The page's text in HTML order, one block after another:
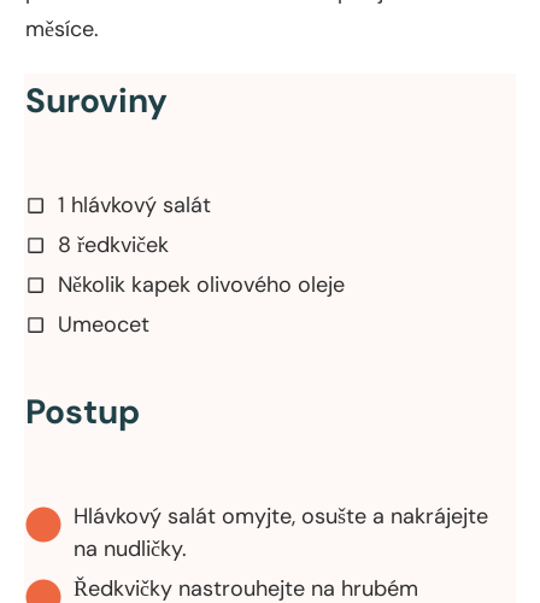
měsíce.
Suroviny
1 hlávkový salát
8 ředkviček
Několik kapek olivového oleje
Umeocet
Postup
Hlávkový salát omyjte, osušte a nakrájejte
na nudličky.
Ředkvičky nastrouhejte na hrubém